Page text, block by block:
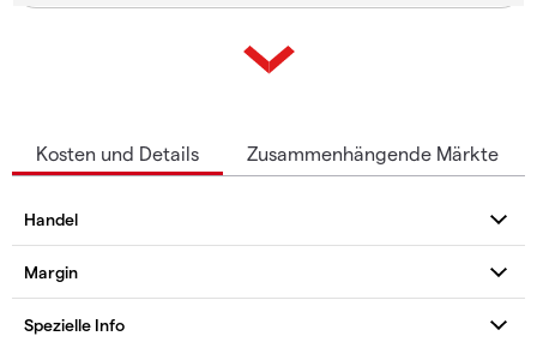
Kosten und Details Zusammenhängende Märkte